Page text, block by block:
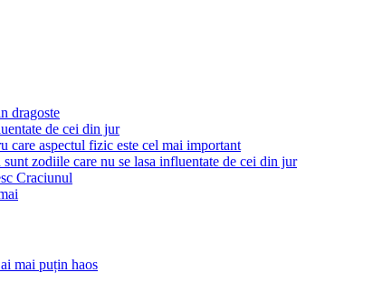
dragoste
de cei din jur
care aspectul fizic este cel mai important
sunt zodiile care nu se lasa influentate de cei din jur
Craciunul
mai puțin haos